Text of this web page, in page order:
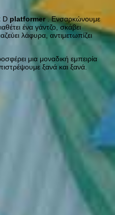
D platformer. Ενσαρκώνουμε
ένα γάντζο, σκάβει
λάφυρα, αντιμετωπίζει
μια μοναδική εμπειρία
ξανά και ξανά.